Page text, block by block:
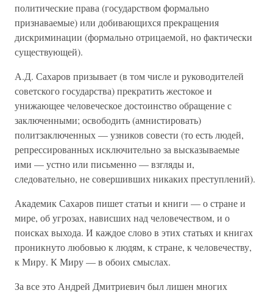
политические права (государством формально
признаваемые) или добивающихся прекращения
дискриминации (формально отрицаемой, но фактически
существующей).
А.Д. Сахаров призывает (в том числе и руководителей
советского государства) прекратить жестокое и
унижающее человеческое достоинство обращение с
заключенными; освободить (амнистировать)
политзаключенных — узников совести (то есть людей,
репрессированных исключительно за высказываемые
ими — устно или письменно — взгляды и,
следовательно, не совершивших никаких преступлений).
Академик Сахаров пишет статьи и книги — о стране и
мире, об угрозах, нависших над человечеством, и о
поисках выхода. И каждое слово в этих статьях и книгах
проникнуто любовью к людям, к стране, к человечеству,
к Миру. К Миру — в обоих смыслах.
За все это Андрей Дмитриевич был лишен многих